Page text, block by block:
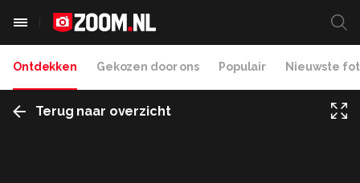
Ontdekken Gekozen door ons Populair Nieuwste
Terug naar overzicht